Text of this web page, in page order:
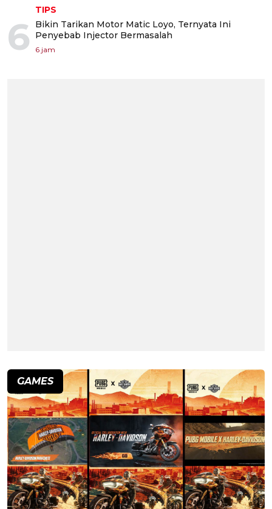
6
TIPS
Bikin Tarikan Motor Matic Loyo, Ternyata Ini
Penyebab Injector Bermasalah
6 jam
GAMES